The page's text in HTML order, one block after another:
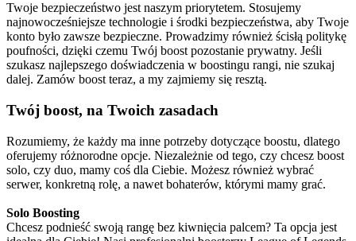
Twoje bezpieczeństwo jest naszym priorytetem. Stosujemy
najnowocześniejsze technologie i środki bezpieczeństwa, aby Twoje
konto było zawsze bezpieczne. Prowadzimy również ścisłą politykę
poufności, dzięki czemu Twój boost pozostanie prywatny. Jeśli
szukasz najlepszego doświadczenia w boostingu rangi, nie szukaj
dalej. Zamów boost teraz, a my zajmiemy się resztą.
Twój boost, na Twoich zasadach
Rozumiemy, że każdy ma inne potrzeby dotyczące boostu, dlatego
oferujemy różnorodne opcje. Niezależnie od tego, czy chcesz boost
solo, czy duo, mamy coś dla Ciebie. Możesz również wybrać
serwer, konkretną rolę, a nawet bohaterów, którymi mamy grać.
Solo Boosting
Chcesz podnieść swoją rangę bez kiwnięcia palcem? Ta opcja jest